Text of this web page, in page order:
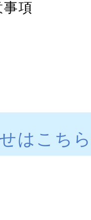
項
はこち